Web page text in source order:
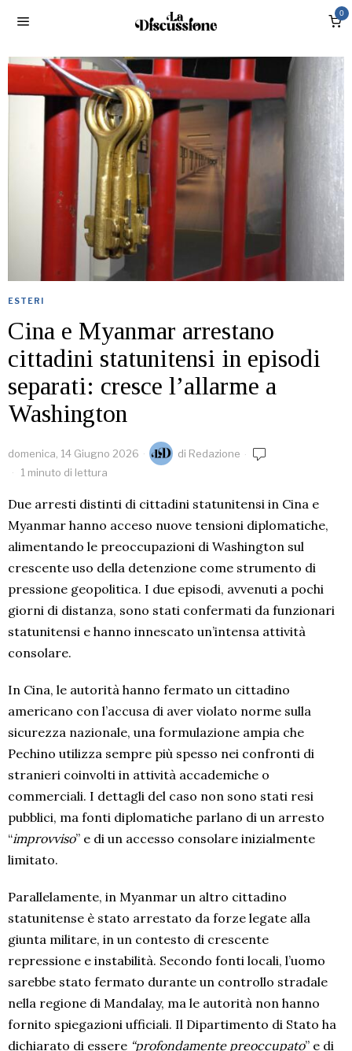
0
ESTERI
Cina e Myanmar arrestano
cittadini statunitensi in episodi
separati: cresce l’allarme a
Washington
domenica, 14 Giugno 2026 di Redazione
1 minuto di lettura
Due arresti distinti di cittadini statunitensi in Cina e
Myanmar hanno acceso nuove tensioni diplomatiche,
alimentando le preoccupazioni di Washington sul
crescente uso della detenzione come strumento di
pressione geopolitica. I due episodi, avvenuti a pochi
giorni di distanza, sono stati confermati da funzionari
statunitensi e hanno innescato un’intensa attività
consolare.
In Cina, le autorità hanno fermato un cittadino
americano con l’accusa di aver violato norme sulla
sicurezza nazionale, una formulazione ampia che
Pechino utilizza sempre più spesso nei confronti di
stranieri coinvolti in attività accademiche o
commerciali. I dettagli del caso non sono stati resi
pubblici, ma fonti diplomatiche parlano di un arresto
“improvviso” e di un accesso consolare inizialmente
limitato.
Parallelamente, in Myanmar un altro cittadino
statunitense è stato arrestato da forze legate alla
giunta militare, in un contesto di crescente
repressione e instabilità. Secondo fonti locali, l’uomo
sarebbe stato fermato durante un controllo stradale
nella regione di Mandalay, ma le autorità non hanno
fornito spiegazioni ufficiali. Il Dipartimento di Stato ha
dichiarato di essere “profondamente preoccupato” e di